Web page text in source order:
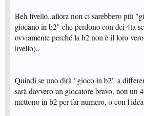
Beh livello..allora non ci sarebbero più
giocano in b2" che perdono con dei 4ta
ovviamente perché la b2 non è il loro
livello)..
Quindi se uno dirà "gioco in b2" a
sarà davvero un giocatore bravo, non un
mettono in b2 per far numero, o con